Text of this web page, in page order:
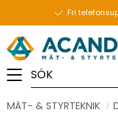
Fri
MÄT- & STYRTEKNIK